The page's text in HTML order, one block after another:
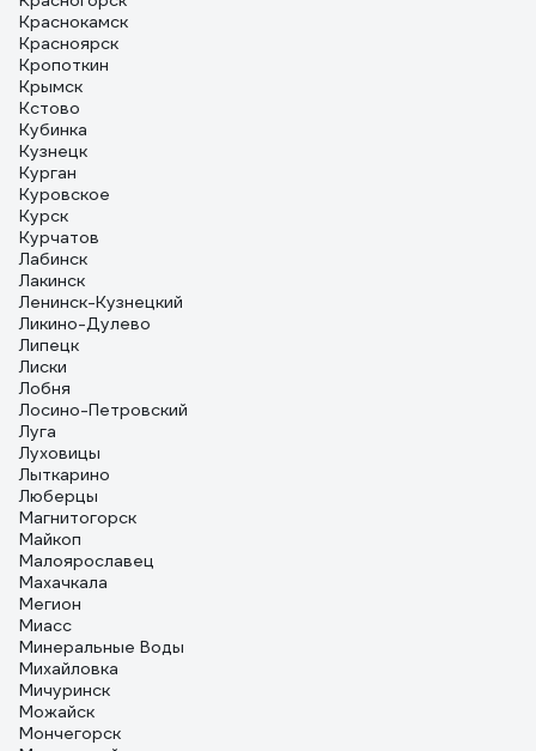
Краснокамск
Красноярск
Кропоткин
Крымск
Кстово
Кубинка
Кузнецк
Курган
Куровское
Курск
Курчатов
Лабинск
Лакинск
Ленинск-Кузнецкий
Ликино-Дулево
Липецк
Лиски
Лобня
Лосино-Петровский
Луга
Луховицы
Лыткарино
Люберцы
Магнитогорск
Майкоп
Малоярославец
Махачкала
Мегион
Миасс
Минеральные Воды
Михайловка
Мичуринск
Можайск
Мончегорск